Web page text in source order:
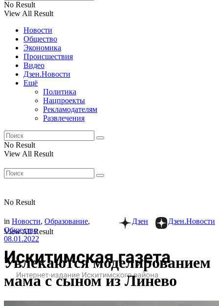
No Result
View All Result
Новости
Общество
Экономика
Происшествия
Видео
Дзен.Новости
Ещё
Политика
Нацпроекты
Рекламодателям
Развлечения
No Result
View All Result
No Result
View All Result
Дзен.Новости
Дзен
in Новости, Образование,
Общество
08.01.2022
Увлекаются моделированием
мама с сыном из Линево